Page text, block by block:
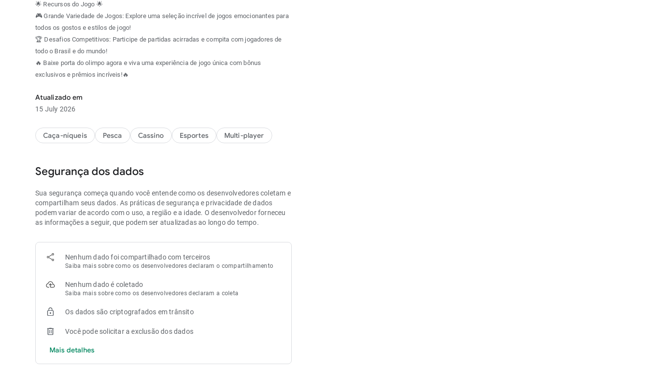
🌟 Recursos do Jogo 🌟
🎮 Grande Variedade de Jogos: Explore uma seleção incrível de jogos emocionantes para
todos os gostos e estilos de jogo!
🏆 Desafios Competitivos: Participe de partidas acirradas e compita com jogadores de
todo o Brasil e do mundo!
🔥 Baixe porta do olimpo agora e viva uma experiência de jogo única com bônus
exclusivos e prêmios incríveis!🔥
Atualizado em
15 July 2026
Caça-níqueis Pesca Cassino Esportes Multi-player
Segurança dos dados
Sua segurança começa quando você entende como os desenvolvedores coletam e
compartilham seus dados. As práticas de segurança e privacidade de dados
podem variar de acordo com o uso, a região e a idade. O desenvolvedor forneceu
as informações a seguir, que podem ser atualizadas ao longo do tempo.
Nenhum dado foi compartilhado com terceiros
Saiba mais sobre como os desenvolvedores declaram o compartilhamento
Nenhum dado é coletado
Saiba mais sobre como os desenvolvedores declaram a coleta
Os dados são criptografados em trânsito
Você pode solicitar a exclusão dos dados
Mais detalhes